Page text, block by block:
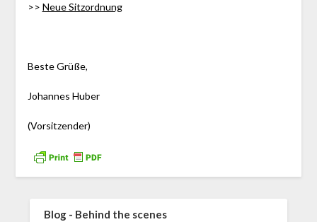
>> Neue Sitzordnung
Beste Grüße,
Johannes Huber
(Vorsitzender)
Blog - Behind the scenes